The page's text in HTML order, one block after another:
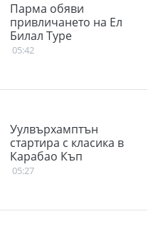
Парма обяви
привличането на Ел
Билал Туре
05:42
Уулвърхамптън
стартира с класика в
Карабао Къп
05:27